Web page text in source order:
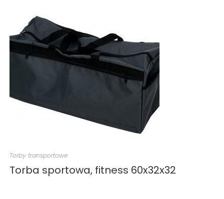
Torby transportowe
Torba sportowa, fitness 60x32x32